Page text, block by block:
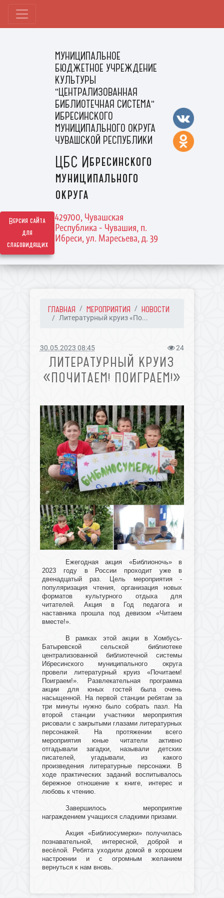
Версия сайта
для
слабовидящих
МУНИЦИПАЛЬНОЕ
БЮДЖЕТНОЕ УЧРЕЖДЕНИЕ
КУЛЬТУРЫ
"ЦЕНТРАЛИЗОВАННАЯ
БИБЛИОТЕЧНАЯ СИСТЕМА"
ИБРЕСИНСКОГО
МУНИЦИПАЛЬНОГО ОКРУГА
ЧУВАШСКОЙ РЕСПУБЛИКИ
ЦБС Ибресинского
муниципального
округа
429700, Чувашская
Республика - Чувашия, п.
Ибреси, ул. Маресьева, д. 39
ГЛАВНАЯ МЕРОПРИЯТИЯ НОВОСТИ
Литературный круиз «По...
30.05.2023 08:45 24
ЛИТЕРАТУРНЫЙ КРУИЗ
«ПОЧИТАЕМ! ПОИГРАЕМ!»
Ежегодная акция «Библионочь» в
2023 году в России проходит уже в
двенадцатый раз. Цель мероприятия -
популяризация чтения, организация новых
форматов культурного отдыха для
читателей. Акция в Год педагога и
наставника прошла под девизом «Читаем
вместе!».
В рамках этой акции в Хомбусь-
Батыревской сельской библиотеке
централизованной библиотечной системы
Ибресинского муниципального округа
провели литературный круиз «Почитаем!
Поиграем!». Развлекательная программа
акции для юных гостей была очень
насыщенной. На первой станции ребятам за
три минуты нужно было собрать пазл. На
второй станции участники мероприятия
рисовали с закрытыми глазами литературных
персонажей. На протяжении всего
мероприятия юные читатели активно
отгадывали загадки, называли детских
писателей, угадывали, из какого
произведения литературные персонажи. В
ходе практических заданий воспитывалось
бережное отношение к книге, интерес и
любовь к чтению.
Завершилось мероприятие
награждением учащихся сладкими призами.
Акция «Библиосумерки» получилась
познавательной, интересной, доброй и
весёлой. Ребята уходили домой в хорошем
настроении и с огромным желанием
вернуться к нам вновь.